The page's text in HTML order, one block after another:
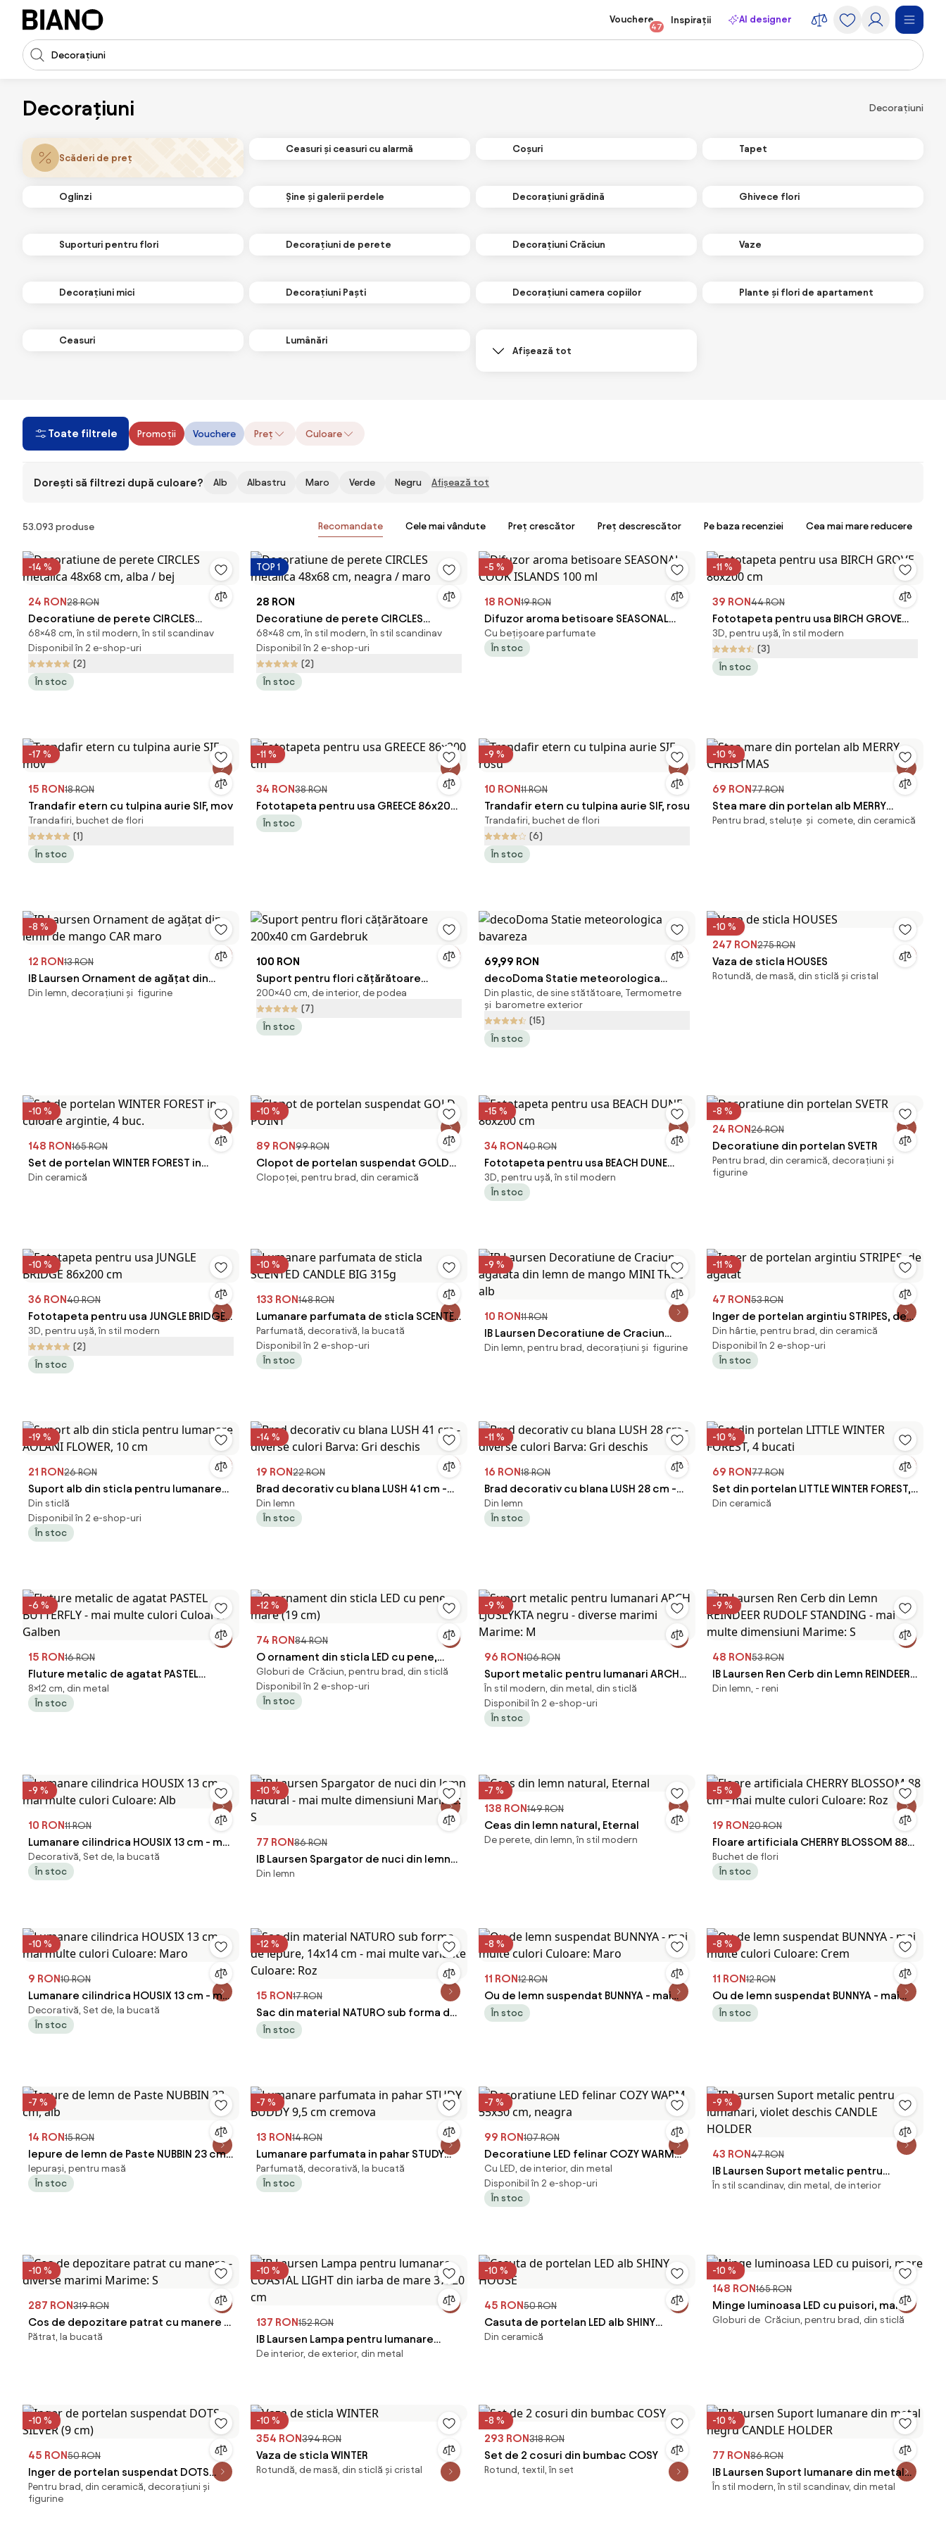
Sari peste navigare, accesează conținutul
Introducerea căutării
Vouchere
47
Inspirații AI designer
Decorațiuni Decorațiuni
Scăderi de preț
Ceasuri și ceasuri cu alarmă Coșuri Tapet
Oglinzi Șine și galerii perdele Decorațiuni grădină Ghivece flori
Suporturi pentru flori Decorațiuni de perete Decorațiuni Crăciun Vaze
Decorațiuni mici Decorațiuni Paști Decorațiuni camera copiilor Plante și flori de apartament
Ceasuri
Lumânări
Afișează tot
Toate filtrele Promoții Vouchere Preț Culoare
Dorești să filtrezi după culoare? Afișează tot
Alb Albastru Maro Verde Negru
Produse
53.093 produse Recomandate Cele mai vândute Preț crescător Preț descrescător Pe baza recenziei Cea mai mare reducere
-14 %
24 RON28 RON
Decoratiune de perete CIRCLES
metalica 48x68 cm, alba / bej
68×48 cm, în stil modern, în stil scandinav
Disponibil în 2 e-shop-uri
(2)
În stoc
TOP 1
28 RON
Decoratiune de perete CIRCLES
metalica 48x68 cm, neagra / maro
68×48 cm, în stil modern, în stil scandinav
Disponibil în 2 e-shop-uri
(2)
În stoc
-5 %
18 RON19 RON
Difuzor aroma betisoare SEASONAL
COOK ISLANDS 100 ml
Cu bețișoare parfumate
În stoc
-11 %
39 RON44 RON
Fototapeta pentru usa BIRCH GROVE
86x200 cm
3D, pentru ușă, în stil modern
(3)
În stoc
-17 %
15 RON18 RON
Trandafir etern cu tulpina aurie SIF, mov
Trandafiri, buchet de flori
(1)
În stoc
-11 %
34 RON38 RON
Fototapeta pentru usa GREECE 86x200
cmÎn stoc
-9 %
10 RON11 RON
Trandafir etern cu tulpina aurie SIF, rosu
Trandafiri, buchet de flori
(6)
În stoc
-10 %
69 RON77 RON
Stea mare din portelan alb MERRY
CHRISTMAS
Pentru brad, steluțe și comete, din ceramică
-8 %
12 RON13 RON
IB Laursen Ornament de agățat din
lemn de mango CAR maro
Din lemn, decorațiuni și figurine
100 RON
Suport pentru flori cățărătoare
200x40 cm Gardebruk
200×40 cm, de interior, de podea
(7)
În stoc
69,99 RON
decoDoma Statie meteorologica
bavareza
Din plastic, de sine stătătoare, Termometre
și barometre exterior
(15)
În stoc
-10 %
247 RON275 RON
Vaza de sticla HOUSES
Rotundă, de masă, din sticlă și cristal
-10 %
148 RON165 RON
Set de portelan WINTER FOREST in
culoare argintie, 4 buc.
Din ceramică
-10 %
89 RON99 RON
Clopot de portelan suspendat GOLD
POINT
Clopoței, pentru brad, din ceramică
-15 %
34 RON40 RON
Fototapeta pentru usa BEACH DUNE
86x200 cm
3D, pentru ușă, în stil modern
În stoc
-8 %
24 RON26 RON
Decoratiune din portelan SVETR
Pentru brad, din ceramică, decorațiuni și
figurine
-10 %
36 RON40 RON
Fototapeta pentru usa JUNGLE BRIDGE
86x200 cm
3D, pentru ușă, în stil modern
(2)
În stoc
-10 %
133 RON148 RON
Lumanare parfumata de sticla SCENTED
CANDLE BIG 315g
Parfumată, decorativă, la bucată
Disponibil în 2 e-shop-uri
În stoc
-9 %
10 RON11 RON
IB Laursen Decoratiune de Craciun
agatata din lemn de mango MINI TREE
Din lemn, pentru brad, decorațiuni și figurine
-11 %
47 RON53 RON
Inger de portelan argintiu STRIPES, de
agatat
Din hârtie, pentru brad, din ceramică
Disponibil în 2 e-shop-uri
În stoc
-19 %
21 RON26 RON
Suport alb din sticla pentru lumanare
AOLANI FLOWER, 10 cm
Din sticlă
Disponibil în 2 e-shop-uri
În stoc
-14 %
19 RON22 RON
Brad decorativ cu blana LUSH 41 cm -
diverse culori Barva: Gri deschis
Din lemn
În stoc
-11 %
16 RON18 RON
Brad decorativ cu blana LUSH 28 cm -
diverse culori Barva: Gri deschis
Din lemn
În stoc
-10 %
69 RON77 RON
Set din portelan LITTLE WINTER FOREST,
4 bucati
Din ceramică
-6 %
15 RON16 RON
Fluture metalic de agatat PASTEL
BUTTERFLY - mai multe culori Culoare:
Galben
8×12 cm, din metal
În stoc
-12 %
74 RON84 RON
O ornament din sticla LED cu pene,
mare (19 cm)
Globuri de Crăciun, pentru brad, din sticlă
Disponibil în 2 e-shop-uri
În stoc
-9 %
96 RON106 RON
Suport metalic pentru lumanari ARCH
LJUSLYKTA negru - diverse marimi
Marime: M
În stil modern, din metal, din sticlă
Disponibil în 2 e-shop-uri
În stoc
-9 %
48 RON53 RON
IB Laursen Ren Cerb din Lemn REINDEER
RUDOLF STANDING - mai multe
Din lemn, - reni
-9 %
10 RON11 RON
Lumanare cilindrica HOUSIX 13 cm - mai
multe culori Culoare: Alb
Decorativă, Set de, la bucată
În stoc
-10 %
77 RON86 RON
IB Laursen Spargator de nuci din lemn
natural - mai multe dimensiuni Marime:
Din lemn
-7 %
138 RON149 RON
Ceas din lemn natural, Eternal
De perete, din lemn, în stil modern
-5 %
19 RON20 RON
Floare artificiala CHERRY BLOSSOM 88
cm - mai multe culori Culoare: Roz
Buchet de flori
În stoc
-10 %
9 RON10 RON
Lumanare cilindrica HOUSIX 13 cm - mai
multe culori Culoare: Maro
Decorativă, Set de, la bucată
În stoc
-12 %
15 RON17 RON
Sac din material NATURO sub forma de
iepure, 14x14 cm - mai multe variante
În stoc
-8 %
11 RON12 RON
Ou de lemn suspendat BUNNYA - mai
multe culori Culoare: Maro
În stoc
-8 %
11 RON12 RON
Ou de lemn suspendat BUNNYA - mai
multe culori Culoare: Crem
În stoc
-7 %
14 RON15 RON
Iepure de lemn de Paste NUBBIN 23 cm,
alb
Iepurași, pentru masă
În stoc
-7 %
13 RON14 RON
Lumanare parfumata in pahar STUDY
BUDDY 9,5 cm cremova
Parfumată, decorativă, la bucată
În stoc
-7 %
99 RON107 RON
Decoratiune LED felinar COZY WARM
55x30 cm, neagra
Cu LED, de interior, din metal
Disponibil în 2 e-shop-uri
În stoc
-9 %
43 RON47 RON
IB Laursen Suport metalic pentru
lumanari, violet deschis CANDLE
În stil scandinav, din metal, de interior
-10 %
287 RON319 RON
Cos de depozitare patrat cu manere -
diverse marimi Marime: S
Pătrat, la bucată
-10 %
137 RON152 RON
IB Laursen Lampa pentru lumanare
COASTAL LIGHT din iarba de mare
De interior, de exterior, din metal
-10 %
45 RON50 RON
Casuta de portelan LED alb SHINY
HOUSE
Din ceramică
-10 %
148 RON165 RON
Minge luminoasa LED cu puisori, mare
Globuri de Crăciun, pentru brad, din sticlă
-10 %
45 RON50 RON
Inger de portelan suspendat DOTS
SILVER (9 cm)
Pentru brad, din ceramică, decorațiuni și
figurine
-10 %
354 RON394 RON
Vaza de sticla WINTER
Rotundă, de masă, din sticlă și cristal
-8 %
293 RON318 RON
Set de 2 cosuri din bumbac COSY
Rotund, textil, în set
-10 %
77 RON86 RON
IB Laursen Suport lumanare din metal
negru CANDLE HOLDER
În stil modern, în stil scandinav, din metal